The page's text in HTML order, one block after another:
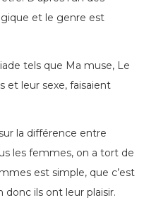
et le genre est
tels que Ma muse, Le
et leur sexe, faisaient
la différence entre
les femmes, on a tort de
est simple, que c’est
donc ils ont leur plaisir.